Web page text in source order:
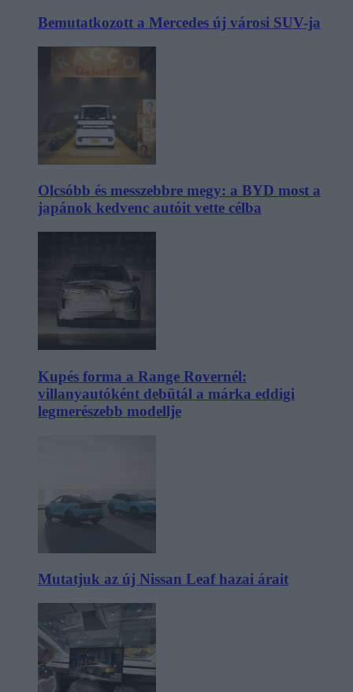
Bemutatkozott a Mercedes új városi SUV-ja
Olcsóbb és messzebbre megy: a BYD most a
japánok kedvenc autóit vette célba
Kupés forma a Range Rovernél:
villanyautóként debütál a márka eddigi
legmerészebb modellje
Mutatjuk az új Nissan Leaf hazai árait